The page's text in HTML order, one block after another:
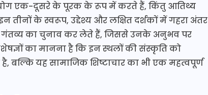
एक-दूसरे के पूरक के रूप में करते हैं, किंतु आतिथ्य
के स्वरूप, उद्देश्य और लक्षित दर्शकों में गहरा अंतर
गंतव्य का चुनाव कर लेते हैं, जिससे उनके अनुभव पर
का मानना है कि इन स्थलों की संस्कृति को
यह सामाजिक शिष्टाचार का भी एक महत्वपूर्ण